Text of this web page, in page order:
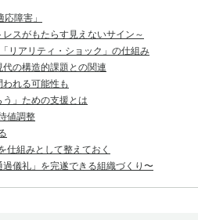
障害」
スがもたらす見えないサイン～
リアリティ・ショック」の仕組み
代の構造的課題との関連
れる可能性も
う」ための支援とは
値調整
組みとして整えておく
儀礼」を完遂できる組織づくり〜